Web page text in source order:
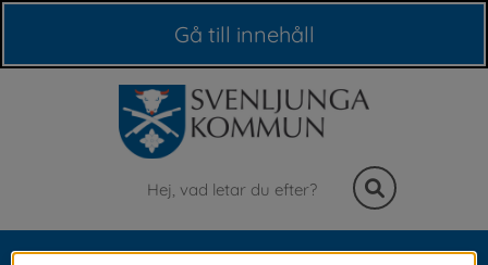
Gå till innehåll
Sök